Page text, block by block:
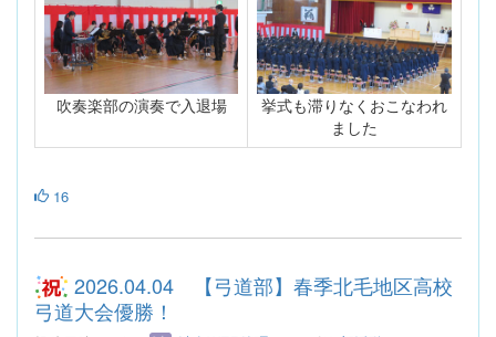
吹奏楽部の演奏で入退場
挙式も滞りなくおこなわれ
ました
16
2026.04.04 【弓道部】春季北毛地区高校
弓道大会優勝！